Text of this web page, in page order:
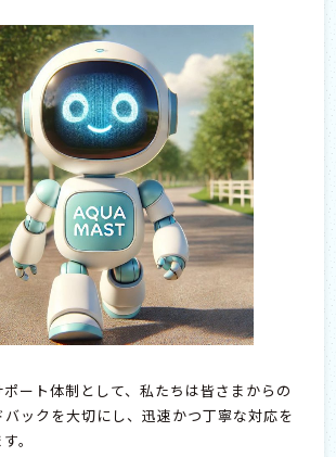
ート体制として、私たちは皆さまからの
バックを大切にし、迅速かつ丁寧な対応を
。